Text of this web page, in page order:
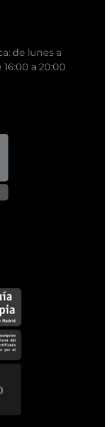
de lunes a
16:00 a 20:00